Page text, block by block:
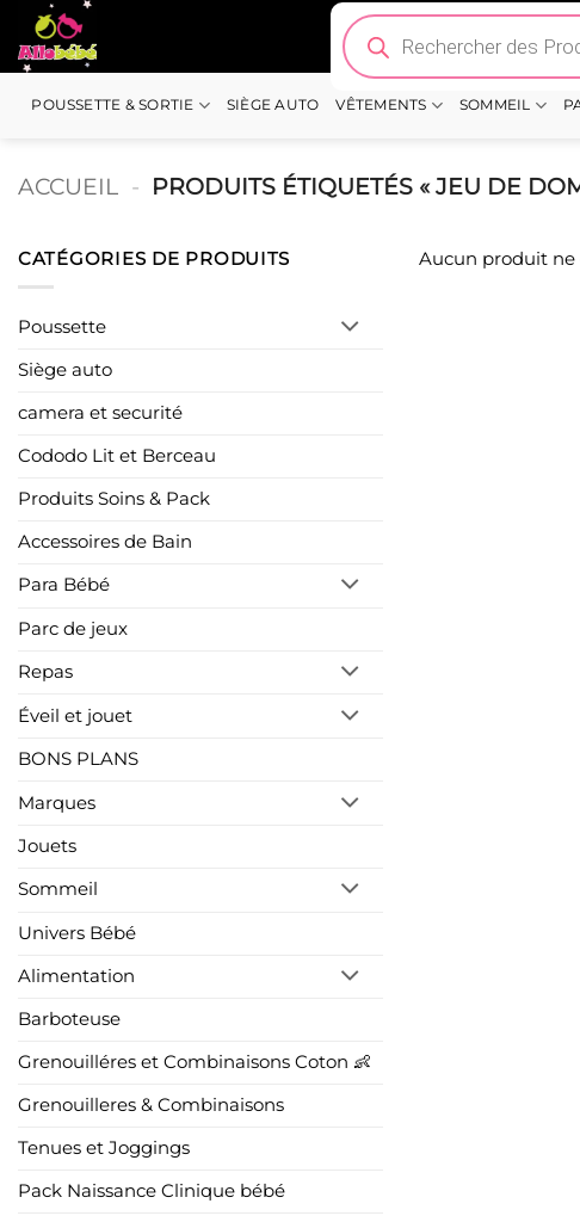
Passer
au
contenu
Recherche
de
produits
POUSSETTE & SORTIE SIÈGE AUTO VÊTEMENTS SOMMEIL
ACCUEIL - PRODUITS ÉTIQUETÉS « JEU DE
CATÉGORIES DE PRODUITS
Poussette
Siège auto
camera et securité
Cododo Lit et Berceau
Produits Soins & Pack
Accessoires de Bain
Para Bébé
Parc de jeux
Repas
Éveil et jouet
BONS PLANS
Marques
Jouets
Sommeil
Univers Bébé
Alimentation
Barboteuse
Grenouilléres et Combinaisons Coton 👶
Grenouilleres & Combinaisons
Tenues et Joggings
Pack Naissance Clinique bébé
Aucun produit ne